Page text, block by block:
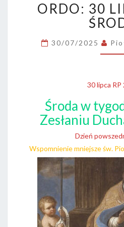
ORDO: 30
30/07/2025
30 lipca RP
Środa w
Zesłaniu
Dzień
Wspomnienie mniejsze św.